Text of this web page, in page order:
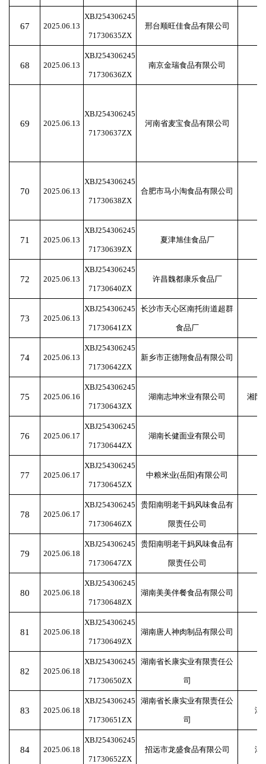
67 2025.06.13
XBJ254306245
71730635ZX
邢台顺旺佳食品有限公司
68 2025.06.13
XBJ254306245
71730636ZX
南京金瑞食品有限公司
69 2025.06.13
XBJ254306245
71730637ZX
河南省麦宝食品有限公司
70 2025.06.13
XBJ254306245
71730638ZX
合肥市马小淘食品有限公司
71 2025.06.13
XBJ254306245
71730639ZX
夏津旭佳食品厂
72 2025.06.13
XBJ254306245
71730640ZX
许昌魏都康乐食品厂
73 2025.06.13
XBJ254306245
71730641ZX
长沙市天心区南托街道超群
食品厂
74 2025.06.13
XBJ254306245
71730642ZX
新乡市正德翔食品有限公司
75 2025.06.16
XBJ254306245
71730643ZX
湖南志坤米业有限公司 湘阴
76 2025.06.17
XBJ254306245
71730644ZX
湖南长健面业有限公司
77 2025.06.17
XBJ254306245
71730645ZX
中粮米业(岳阳)有限公司
78 2025.06.17
XBJ254306245
71730646ZX
贵阳南明老干妈风味食品有
限责任公司
79 2025.06.18
XBJ254306245
71730647ZX
贵阳南明老干妈风味食品有
限责任公司
80 2025.06.18
XBJ254306245
71730648ZX
湖南美美伴餐食品有限公司
81 2025.06.18
XBJ254306245
71730649ZX
湖南唐人神肉制品有限公司
82 2025.06.18
XBJ254306245
71730650ZX
湖南省长康实业有限责任公
司
83 2025.06.18
XBJ254306245
71730651ZX
湖南省长康实业有限责任公
司
湘
84 2025.06.18
XBJ254306245
71730652ZX
招远市龙盛食品有限公司 湘